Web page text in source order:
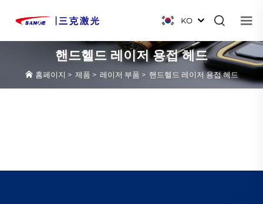
KO
핸드헬드 레이저 용접 헤드
홈페이지 > 제품 > 레이저 부품 > 핸드헬드 레이저 용접 헤드